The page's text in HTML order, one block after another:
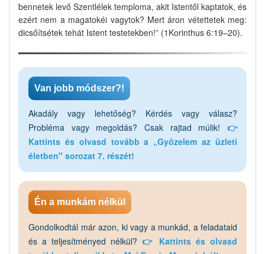
bennetek levő Szentlélek temploma, akit Istentől kaptatok, és
ezért nem a magatokéi vagytok? Mert áron vétettetek meg:
dicsőítsétek tehát Istent testetekben!” (1Korinthus 6:19–20).
Van jobb módszer?!
Akadály vagy lehetőség? Kérdés vagy válasz?
Probléma vagy megoldás? Csak rajtad múlik! 👉
Kattints és olvasd tovább a „Győzelem az üzleti
életben" sorozat 7. részét!
Én a munkám nélkül
Gondolkodtál már azon, ki vagy a munkád, a feladataid
és a teljesítményed nélkül? 👉 Kattints és olvasd